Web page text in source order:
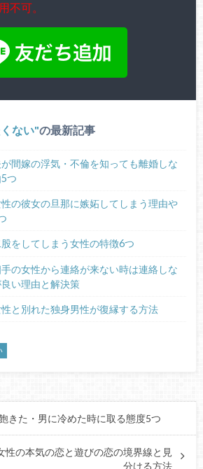
不可。
ない の最新記事
間嫁の浮気・不倫を知っても離婚しな
つ
の彼女の旦那に嫉妬してしまう理由や
をしてしまう女性の特徴6つ
の女性から連絡が来ない時は連絡しな
い理由と解決策
と別れた独身男性が復縁する方法
きた・男に冷めた時に取る態度5つ
性の本気の恋と遊びの恋の境界線と見
分ける方法